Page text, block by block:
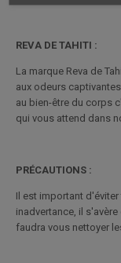
REVA DE TAHITI :
La marque Reva de
aux odeurs
au bien-être du corps
qui vous attend dans
PRÉCAUTIONS :
Il est important
inadvertance, il s'avère
faudra vous nettoyer